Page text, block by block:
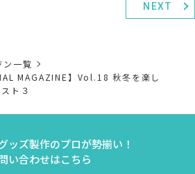
NEXT
ン一覧
MAGAZINE】Vol.18 秋冬を楽し
ト３
ッズ製作のプロが勢揃い！
い合わせはこちら